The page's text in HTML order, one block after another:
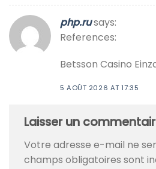
php.rusays:
References:
Betsson Casino
5 AOÛT 2026 AT 17:35
Laisser un
Votre adresse e-mail ne
champs obligatoires sont